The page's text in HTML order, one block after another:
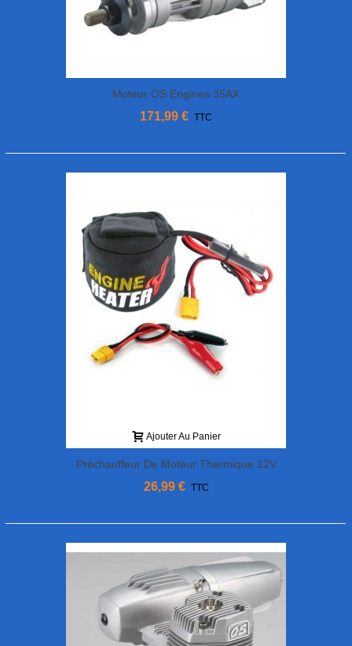
Moteur OS Engines 35AX
171,99 € TTC
Ajouter Au Panier
Préchauffeur De Moteur Thermique 12V
26,99 € TTC